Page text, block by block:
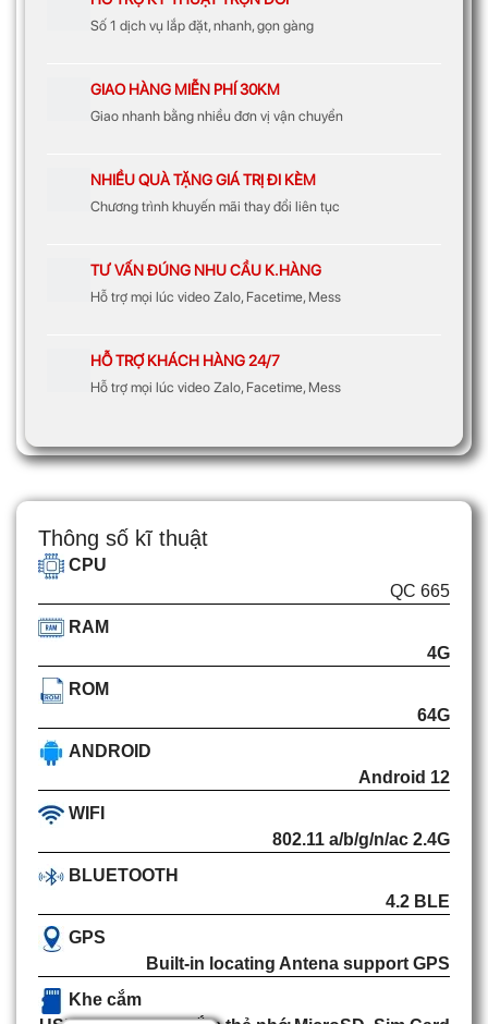
Số 1 dịch vụ lắp đặt, nhanh, gọn gàng
GIAO HÀNG MIỄN PHÍ 30KM
Giao nhanh bằng nhiều đơn vị vận chuyển
NHIỀU QUÀ TẶNG GIÁ TRỊ ĐI KÈM
Chương trình khuyến mãi thay đổi liên tục
TƯ VẤN ĐÚNG NHU CẦU K.HÀNG
Hỗ trợ mọi lúc video Zalo, Facetime, Mess
HỖ TRỢ KHÁCH HÀNG 24/7
Hỗ trợ mọi lúc video Zalo, Facetime, Mess
Thông số kĩ thuật
CPU
QC 665
RAM
4G
ROM
64G
ANDROID
Android 12
WIFI
802.11 a/b/g/n/ac 2.4G
BLUETOOTH
4.2 BLE
GPS
Built-in locating Antena support GPS
Khe cắm